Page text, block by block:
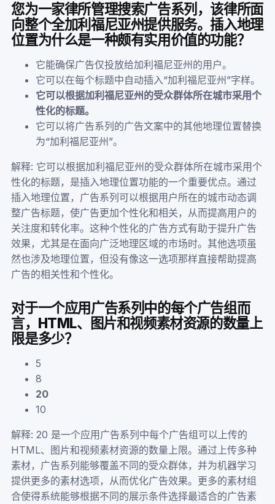
您为一家律所管理搜索广告系列，该律所面
向整个全加利福尼亚州提供服务。插入地理
位置为什么是一种颇有实用价值的功能？
它能确保广告仅投放给加利福尼亚州的用户。
它可以在每个标题中自动插入“加利福尼亚州”字样。
它可以根据加利福尼亚州的受众群体所在城市采用个
性化的标题。
它可以将广告系列的广告文案中的其他地理位置替换
为“加利福尼亚州”。
解释: 它可以根据加利福尼亚州的受众群体所在城市采用个
性化的标题，是插入地理位置功能的一个重要优点。通过
插入地理位置，广告系列可以根据用户所在的城市动态调
整广告标题，使广告更加个性化和相关，从而提高用户的
关注度和转化率。这种个性化的广告方式有助于提升广告
效果，尤其是在面向广泛地理区域的市场时。其他选项虽
然也涉及地理位置，但没有像这一选项那样直接帮助提高
广告的相关性和个性化。
对于一个应用广告系列中的每个广告组而
言，HTML、图片和视频素材资源的数量上
限是多少？
5
8
20
10
解释: 20 是一个应用广告系列中每个广告组可以上传的
HTML、图片和视频素材资源的数量上限。通过上传多种
素材，广告系列能够覆盖不同的受众群体，并为机器学习
提供更多的素材选项，从而优化广告效果。更多的素材组
合使得系统能够根据不同的展示条件选择最适合的广告素